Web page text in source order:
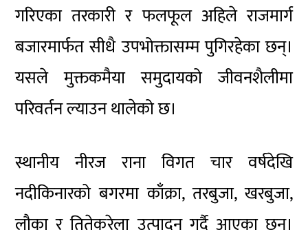
गरिएका तरकारी र फलफूल अहिले राजमार्ग
बजारमार्फत सीधै उपभोक्तासम्म पुगिरहेका छन्।
यसले मुक्तकमैया समुदायको जीवनशैलीमा
परिवर्तन ल्याउन थालेको छ।
स्थानीय नीरज राना विगत चार वर्षदेखि
नदीकिनारको बगरमा काँक्रा, तरबुजा, खरबुजा,